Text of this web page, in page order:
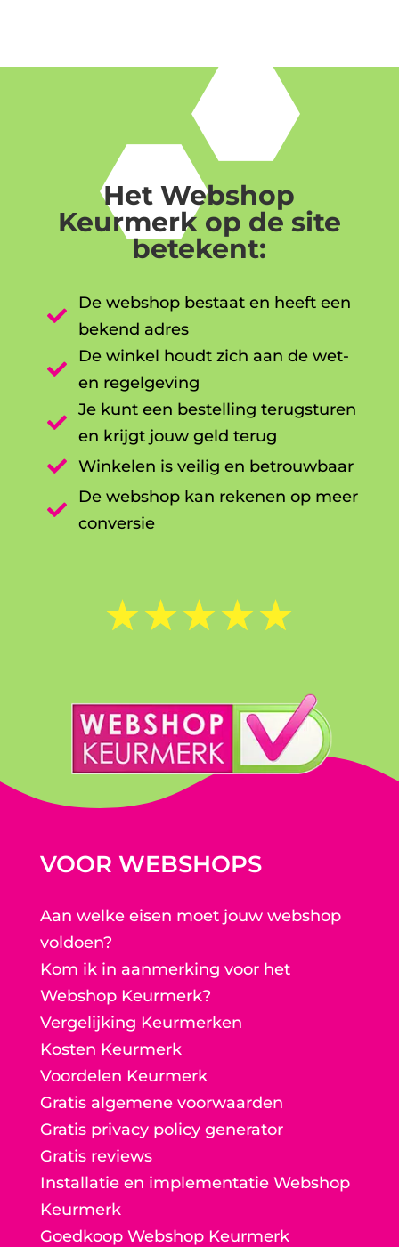
Het Webshop
Keurmerk op de site
betekent:

De webshop bestaat en heeft een
bekend adres

De winkel houdt zich aan de wet-
en regelgeving

Je kunt een bestelling terugsturen
en krijgt jouw geld terug

Winkelen is veilig en betrouwbaar

De webshop kan rekenen op meer
conversie
☆☆☆☆☆
VOOR WEBSHOPS
Aan welke eisen moet jouw webshop
voldoen?
Kom ik in aanmerking voor het
Webshop Keurmerk?
Vergelijking Keurmerken
Kosten Keurmerk
Voordelen Keurmerk
Gratis algemene voorwaarden
Gratis privacy policy generator
Gratis reviews
Installatie en implementatie Webshop
Keurmerk
Goedkoop Webshop Keurmerk